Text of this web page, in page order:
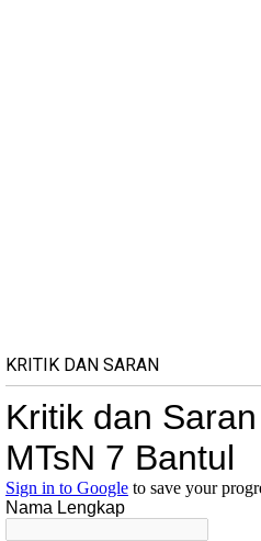
KRITIK DAN SARAN